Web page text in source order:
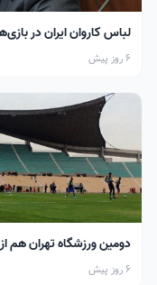
لباس کاروان ایران در
6 روز پیش
دومین ورزشگاه تهران
6 روز پیش